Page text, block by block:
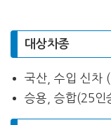
대상차종
국산, 수입 신차
승용, 승합(25인